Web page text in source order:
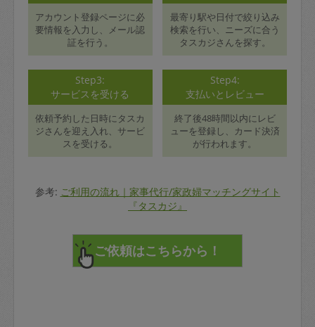
アカウント登録ページに必
要情報を入力し、メール認
証を行う。
最寄り駅や日付で絞り込み
検索を行い、ニーズに合う
タスカジさんを探す。
Step3:
サービスを受ける
依頼予約した日時にタスカ
ジさんを迎え入れ、サービ
スを受ける。
Step4:
支払いとレビュー
終了後48時間以内にレビ
ューを登録し、カード決済
が行われます。
参考: ご利用の流れ｜家事代行/家政婦マッチングサイト
『タスカジ』